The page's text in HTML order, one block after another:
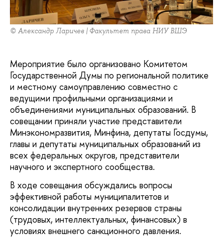
© Александр Ларичев | Факультет права НИУ ВШЭ
Мероприятие было организовано Комитетом
Государственной Думы по региональной политике
и местному самоуправлению совместно с
ведущими профильными организациями и
объединениями муниципальных образований. В
совещании приняли участие представители
Минэкономразвития, Минфина, депутаты Госдумы,
главы и депутаты муниципальных образований из
всех федеральных округов, представители
научного и экспертного сообщества.
В ходе совещания обсуждались вопросы
эффективной работы муниципалитетов и
консолидации внутренних резервов страны
(трудовых, интеллектуальных, финансовых) в
условиях внешнего санкционного давления.